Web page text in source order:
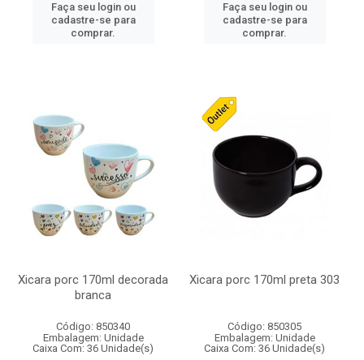
Faça seu login ou
cadastre-se para
comprar.
Faça seu login ou
cadastre-se para
comprar.
Xicara porc 170ml decorada
branca
Código: 850340
Embalagem: Unidade
Caixa Com: 36 Unidade(s)
Xicara porc 170ml preta 303
Código: 850305
Embalagem: Unidade
Caixa Com: 36 Unidade(s)